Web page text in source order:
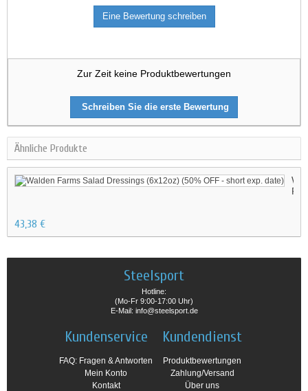
Eine Bewertung schreiben
Zur Zeit keine Produktbewertungen
Schreiben Sie die erste Bewertung
Ähnliche Produkte
-
43,38 €
Steelsport
Hotline:
(Mo-Fr 9:00-17:00 Uhr)
E-Mail: info@steelsport.de
Kundenservice
FAQ: Fragen & Antworten
Mein Konto
Kontakt
Kundendienst
Produktbewertungen
Zahlung/Versand
Über uns